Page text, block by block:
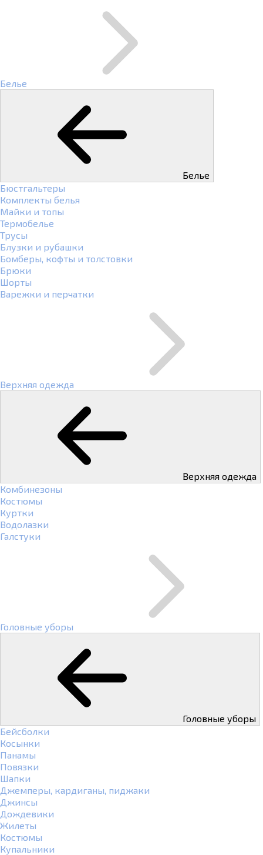
Белье
Белье
Бюстгальтеры
Комплекты белья
Майки и топы
Термобелье
Трусы
Блузки и рубашки
Бомберы, кофты и толстовки
Брюки
Шорты
Варежки и перчатки
Верхняя одежда
Верхняя одежда
Комбинезоны
Костюмы
Куртки
Водолазки
Галстуки
Головные уборы
Головные уборы
Бейсболки
Косынки
Панамы
Повязки
Шапки
Джемперы, кардиганы, пиджаки
Джинсы
Дождевики
Жилеты
Костюмы
Купальники